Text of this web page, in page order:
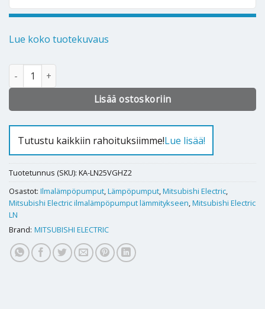
Lue koko tuotekuvaus
Ilmalämpöpumppu Mitsubishi Electric LN25 määrä
Lisää ostoskoriin
Alternative:
Tutustu kaikkiin rahoituksiimme!Lue lisää!
Tuotetunnus (SKU): KA-LN25VGHZ2
Osastot: Ilmalämpöpumput,Lämpöpumput,Mitsubishi Electric,
Mitsubishi Electric ilmalämpöpumput lämmitykseen,Mitsubishi Electric
LN
Brand: MITSUBISHI ELECTRIC